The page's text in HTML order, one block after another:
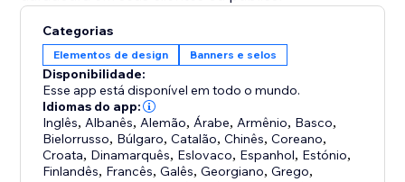
Categorias
Elementos de design Banners e selos
Disponibilidade:
Esse app está disponível em todo o mundo.
Idiomas do app:
Inglês, Albanês, Alemão, Árabe, Armênio, Basco,
Bielorrusso, Búlgaro,Catalão,Chinês,Coreano,
Croata, Dinamarquês, Eslovaco, Espanhol, Estónio,
Finlandês, Francês,Galês,Georgiano,Grego,